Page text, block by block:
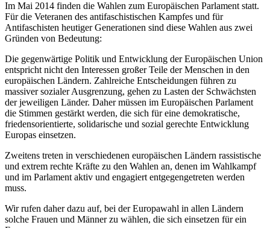
Im Mai 2014 finden die Wahlen zum Europäischen Parlament statt.
Für die Veteranen des antifaschistischen Kampfes und für
Antifaschisten heutiger Generationen sind diese Wahlen aus zwei
Gründen von Bedeutung:
Die gegenwärtige Politik und Entwicklung der Europäischen Union
entspricht nicht den Interessen großer Teile der Menschen in den
europäischen Ländern. Zahlreiche Entscheidungen führen zu
massiver sozialer Ausgrenzung, gehen zu Lasten der Schwächsten
der jeweiligen Länder. Daher müssen im Europäischen Parlament
die Stimmen gestärkt werden, die sich für eine demokratische,
friedensorientierte, solidarische und sozial gerechte Entwicklung
Europas einsetzen.
Zweitens treten in verschiedenen europäischen Ländern rassistische
und extrem rechte Kräfte zu den Wahlen an, denen im Wahlkampf
und im Parlament aktiv und engagiert entgegengetreten werden
muss.
Wir rufen daher dazu auf, bei der Europawahl in allen Ländern
solche Frauen und Männer zu wählen, die sich einsetzen für ein